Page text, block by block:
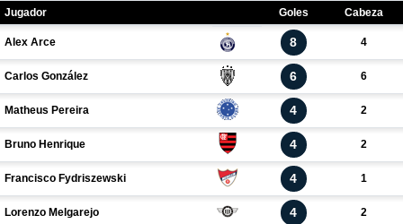
Jugador Goles Cabeza
Alex Arce 8 4
Carlos González 6 6
Matheus Pereira 4 2
Bruno Henrique 4 2
Francisco Fydriszewski 4 1
Lorenzo Melgarejo 4 2